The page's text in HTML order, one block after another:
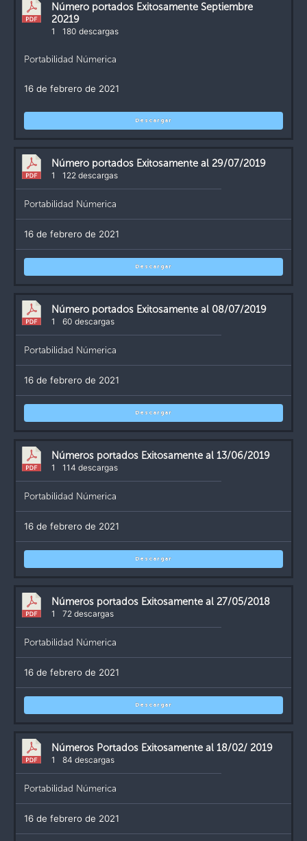
Número portados Exitosamente Septiembre
20219
1 180 descargas
Portabilidad Númerica
16 de febrero de 2021
Descargar
Número portados Exitosamente al 29/07/2019
1 122 descargas
Portabilidad Númerica
16 de febrero de 2021
Descargar
Número portados Exitosamente al 08/07/2019
1 60 descargas
Portabilidad Númerica
16 de febrero de 2021
Descargar
Números portados Exitosamente al 13/06/2019
1 114 descargas
Portabilidad Númerica
16 de febrero de 2021
Descargar
Números portados Exitosamente al 27/05/2018
1 72 descargas
Portabilidad Númerica
16 de febrero de 2021
Descargar
Números Portados Exitosamente al 18/02/ 2019
1 84 descargas
Portabilidad Númerica
16 de febrero de 2021